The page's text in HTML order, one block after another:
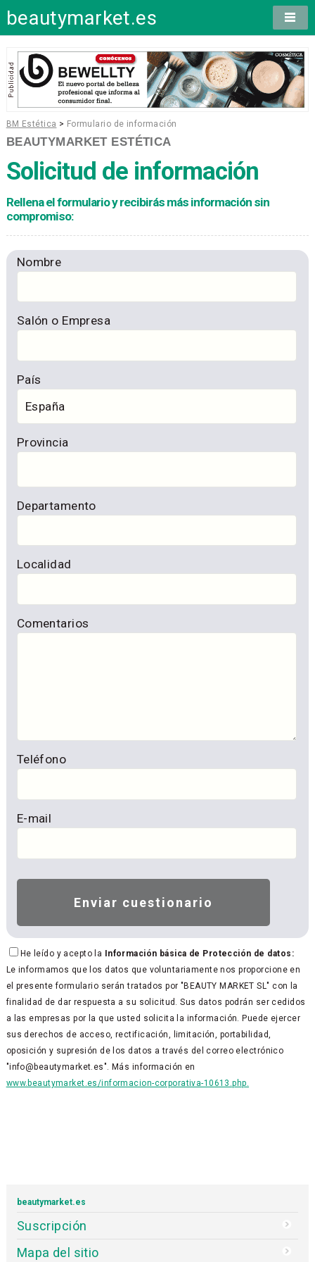
beautymarket.es
BM Estética > Formulario de información
BEAUTYMARKET ESTÉTICA
Solicitud de información
Rellena el formulario y recibirás más información sin
compromiso:
Nombre
Salón o Empresa
País
Provincia
Departamento
Localidad
Comentarios
Teléfono
E-mail
He leído y acepto la Información básica de Protección de datos:
Le informamos que los datos que voluntariamente nos proporcione en
el presente formulario serán tratados por "BEAUTY MARKET SL" con la
finalidad de dar respuesta a su solicitud. Sus datos podrán ser cedidos
a las empresas por la que usted solicita la información. Puede ejercer
sus derechos de acceso, rectificación, limitación, portabilidad,
oposición y supresión de los datos a través del correo electrónico
"info@beautymarket.es". Más información en
www.beautymarket.es/informacion-corporativa-10613.php.
beautymarket.es
Suscripción
Mapa del sitio